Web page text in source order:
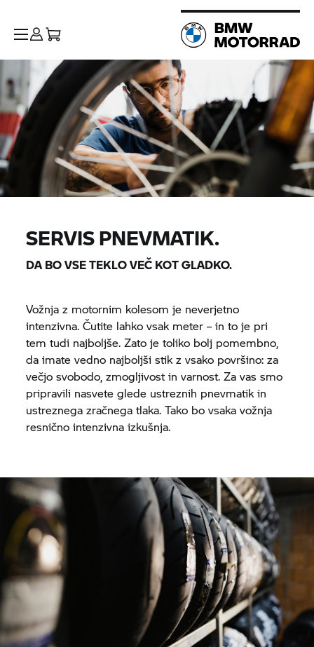
SERVIS PNEVMATIK.
DA BO VSE TEKLO VEČ KOT GLADKO.
Vožnja z motornim kolesom je neverjetno
intenzivna. Čutite lahko vsak meter – in to je pri
tem tudi najboljše. Zato je toliko bolj pomembno,
da imate vedno najboljši stik z vsako površino: za
večjo svobodo, zmogljivost in varnost. Za vas smo
pripravili nasvete glede ustreznih pnevmatik in
ustreznega zračnega tlaka. Tako bo vsaka vožnja
resnično intenzivna izkušnja.